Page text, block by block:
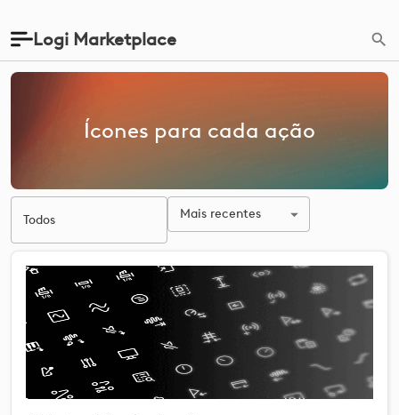
Logi Marketplace
Ícones para cada ação
Todos Mais recentes